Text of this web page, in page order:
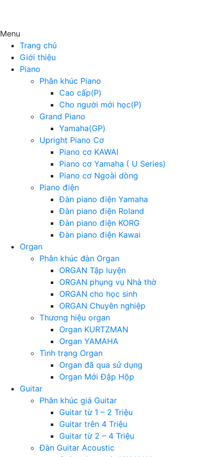
Menu
Trang chủ
Giới thiệu
Piano
Phân khúc Piano
Cao cấp(P)
Cho người mới học(P)
Grand Piano
Yamaha(GP)
Upright Piano Cơ
Piano cơ KAWAI
Piano cơ Yamaha ( U Series)
Piano cơ Ngoài dòng
Piano điện
Đàn piano điện Yamaha
Đàn piano điện Roland
Đàn piano điện KORG
Đàn piano điện Kawai
Organ
Phân khúc đàn Organ
ORGAN Tập luyện
ORGAN phụng vụ Nhà thờ
ORGAN cho học sinh
ORGAN Chuyên nghiệp
Thương hiệu organ
Organ KURTZMAN
Organ YAMAHA
Tình trạng Organ
Organ đã qua sử dụng
Organ Mới Đập Hộp
Guitar
Phân khúc giá Guitar
Guitar từ 1 – 2 Triệu
Guitar trên 4 Triệu
Guitar từ 2 – 4 Triệu
Đàn Guitar Acoustic